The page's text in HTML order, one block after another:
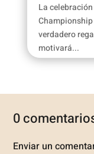
La
verdadero
motivará...
0
Enviar un